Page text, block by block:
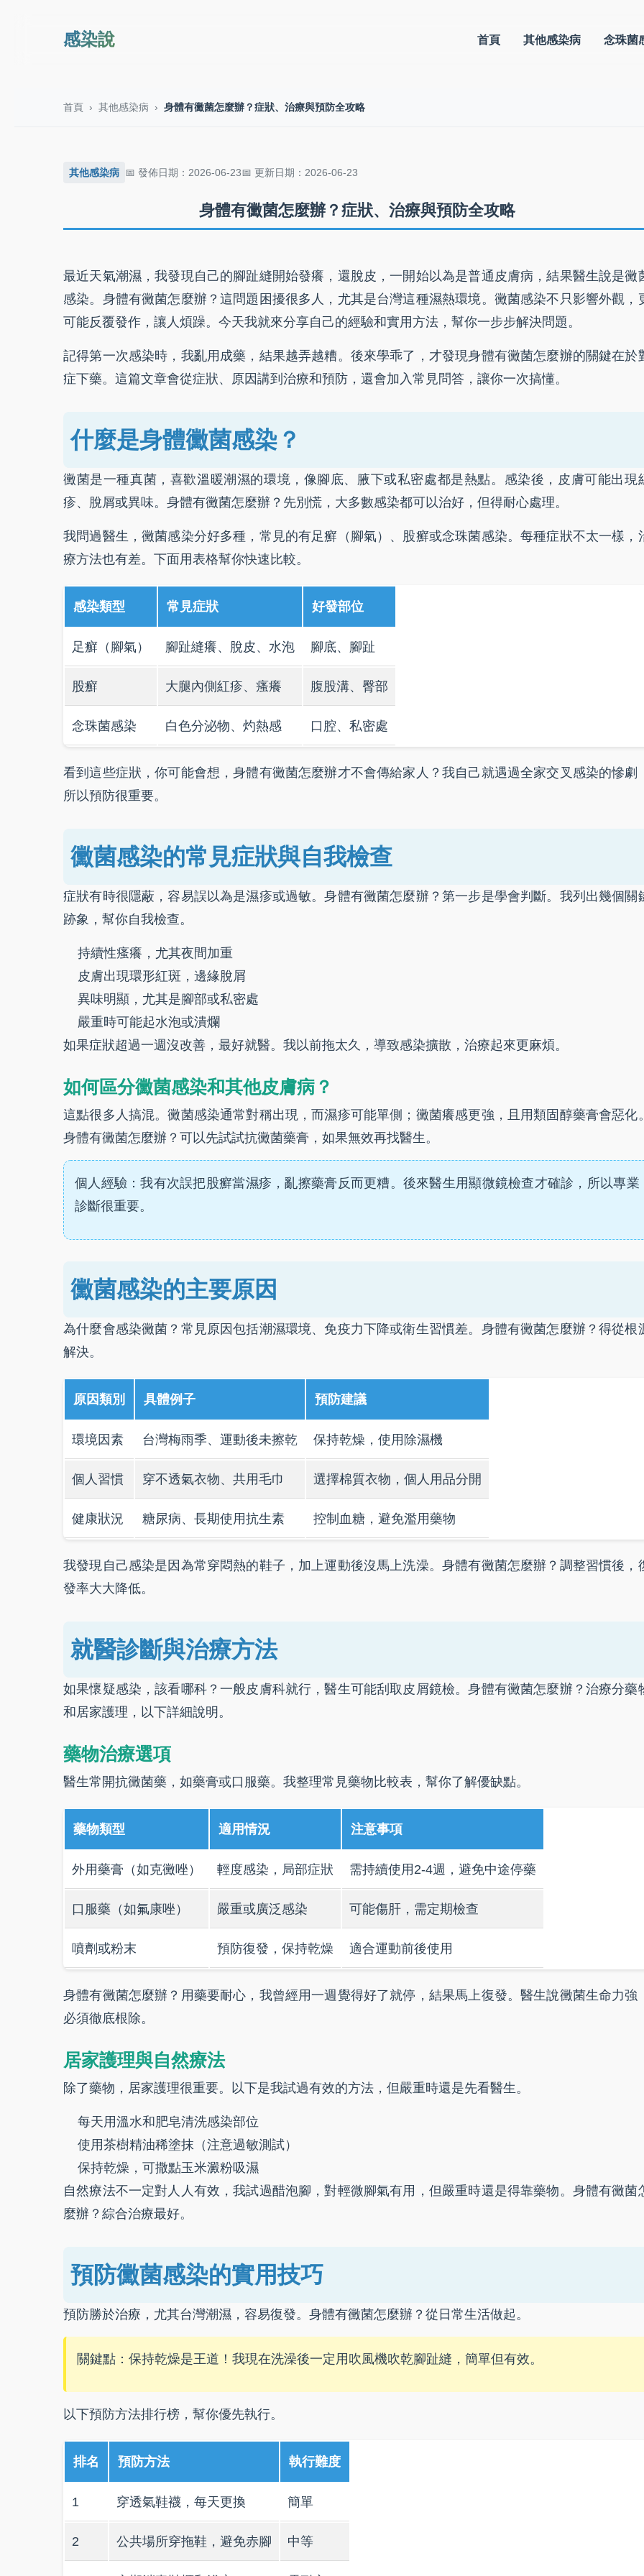
感染說 首頁 其他感染病 念珠菌
首頁 › 其他感染病 › 身體有黴菌怎麼辦？症狀、治療與預防全攻略
其他感染病 發佈日期：2026-06-23 更新日期：2026-06-23
身體有黴菌怎麼辦？症狀、治療與預防全攻略
最近天氣潮濕，我發現自己的腳趾縫開始發癢，還脫皮，一開始以為是普通皮膚病，結果醫生說是黴
感染。身體有黴菌怎麼辦？這問題困擾很多人，尤其是台灣這種濕熱環境。黴菌感染不只影響外觀，
可能反覆發作，讓人煩躁。今天我就來分享自己的經驗和實用方法，幫你一步步解決問題。
記得第一次感染時，我亂用成藥，結果越弄越糟。後來學乖了，才發現身體有黴菌怎麼辦的關鍵在於
症下藥。這篇文章會從症狀、原因講到治療和預防，還會加入常見問答，讓你一次搞懂。
什麼是身體黴菌感染？
黴菌是一種真菌，喜歡溫暖潮濕的環境，像腳底、腋下或私密處都是熱點。感染後，皮膚可能出現
疹、脫屑或異味。身體有黴菌怎麼辦？先別慌，大多數感染都可以治好，但得耐心處理。
我問過醫生，黴菌感染分好多種，常見的有足癬（腳氣）、股癬或念珠菌感染。每種症狀不太一樣，
療方法也有差。下面用表格幫你快速比較。
感染類型 常見症狀 好發部位
足癬（腳氣） 腳趾縫癢、脫皮、水泡 腳底、腳趾
股癬 大腿內側紅疹、瘙癢 腹股溝、臀部
念珠菌感染 白色分泌物、灼熱感 口腔、私密處
看到這些症狀，你可能會想，身體有黴菌怎麼辦才不會傳給家人？我自己就遇過全家交叉感染的慘劇
所以預防很重要。
黴菌感染的常見症狀與自我檢查
症狀有時很隱蔽，容易誤以為是濕疹或過敏。身體有黴菌怎麼辦？第一步是學會判斷。我列出幾個關
跡象，幫你自我檢查。
持續性瘙癢，尤其夜間加重
皮膚出現環形紅斑，邊緣脫屑
異味明顯，尤其是腳部或私密處
嚴重時可能起水泡或潰爛
如果症狀超過一週沒改善，最好就醫。我以前拖太久，導致感染擴散，治療起來更麻煩。
如何區分黴菌感染和其他皮膚病？
這點很多人搞混。黴菌感染通常對稱出現，而濕疹可能單側；黴菌癢感更強，且用類固醇藥膏會惡化
身體有黴菌怎麼辦？可以先試試抗黴菌藥膏，如果無效再找醫生。
個人經驗：我有次誤把股癬當濕疹，亂擦藥膏反而更糟。後來醫生用顯微鏡檢查才確診，所以專業
診斷很重要。
黴菌感染的主要原因
為什麼會感染黴菌？常見原因包括潮濕環境、免疫力下降或衛生習慣差。身體有黴菌怎麼辦？得從根
解決。
原因類別 具體例子 預防建議
環境因素 台灣梅雨季、運動後未擦乾 保持乾燥，使用除濕機
個人習慣 穿不透氣衣物、共用毛巾 選擇棉質衣物，個人用品分開
健康狀況 糖尿病、長期使用抗生素 控制血糖，避免濫用藥物
我發現自己感染是因為常穿悶熱的鞋子，加上運動後沒馬上洗澡。身體有黴菌怎麼辦？調整習慣後，
發率大大降低。
就醫診斷與治療方法
如果懷疑感染，該看哪科？一般皮膚科就行，醫生可能刮取皮屑鏡檢。身體有黴菌怎麼辦？治療分藥
和居家護理，以下詳細說明。
藥物治療選項
醫生常開抗黴菌藥，如藥膏或口服藥。我整理常見藥物比較表，幫你了解優缺點。
藥物類型 適用情況 注意事項
外用藥膏（如克黴唑） 輕度感染，局部症狀 需持續使用2-4週，避免中途停藥
口服藥（如氟康唑） 嚴重或廣泛感染 可能傷肝，需定期檢查
噴劑或粉末 預防復發，保持乾燥 適合運動前後使用
身體有黴菌怎麼辦？用藥要耐心，我曾經用一週覺得好了就停，結果馬上復發。醫生說黴菌生命力強
必須徹底根除。
居家護理與自然療法
除了藥物，居家護理很重要。以下是我試過有效的方法，但嚴重時還是先看醫生。
每天用溫水和肥皂清洗感染部位
使用茶樹精油稀塗抹（注意過敏測試）
保持乾燥，可撒點玉米澱粉吸濕
自然療法不一定對人人有效，我試過醋泡腳，對輕微腳氣有用，但嚴重時還是得靠藥物。身體有黴菌
麼辦？綜合治療最好。
預防黴菌感染的實用技巧
預防勝於治療，尤其台灣潮濕，容易復發。身體有黴菌怎麼辦？從日常生活做起。
關鍵點：保持乾燥是王道！我現在洗澡後一定用吹風機吹乾腳趾縫，簡單但有效。
以下預防方法排行榜，幫你優先執行。
排名 預防方法 執行難度
1 穿透氣鞋襪，每天更換 簡單
2 公共場所穿拖鞋，避免赤腳 中等